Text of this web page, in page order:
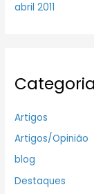
abril 2011
Artigos
Artigos/Opinião
blog
Destaques